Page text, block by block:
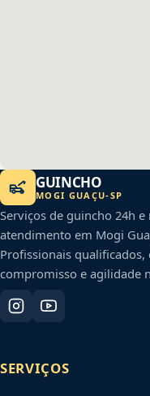
GUINCHO
MOGI GUAÇU-SP
Serviços de guincho 24h
atendimento em Mogi
Profissionais qualificados,
compromisso e agilidade
SERVIÇOS